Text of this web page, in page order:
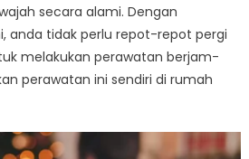
secara alami. Dengan
anda tidak perlu repot-repot pergi
melakukan perawatan berjam-
perawatan ini sendiri di rumah